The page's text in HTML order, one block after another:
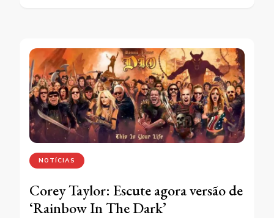
NOTÍCIAS
Corey Taylor: Escute agora versão de
‘Rainbow In The Dark’